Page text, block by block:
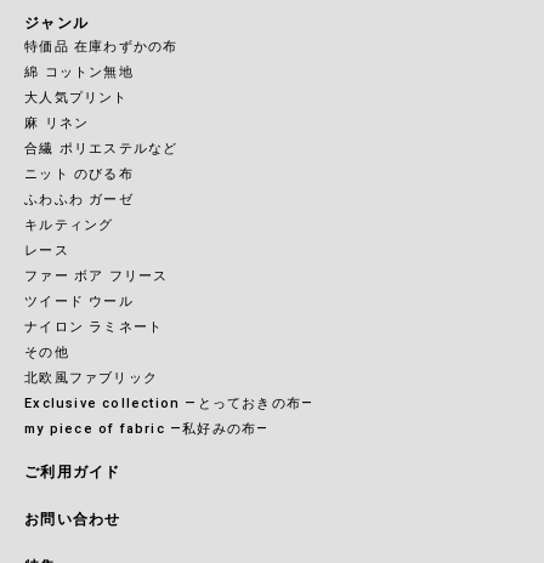
ジャンル
特価品 在庫わずかの布
綿 コットン無地
大人気プリント
麻 リネン
合繊 ポリエステルなど
ニット のびる布
ふわふわ ガーゼ
キルティング
レース
ファー ボア フリース
ツイード ウール
ナイロン ラミネート
その他
北欧風ファブリック
Exclusive collection ―とっておきの布―
my piece of fabric ―私好みの布―
ご利用ガイド
お問い合わせ